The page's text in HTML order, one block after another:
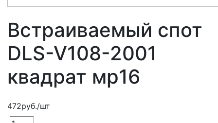
Встраиваемый спот
DLS-V108-2001
квадрат мр16
472руб./шт